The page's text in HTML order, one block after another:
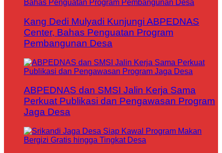
Kang Dedi Mulyadi Kunjungi ABPEDNAS
Center, Bahas Penguatan Program
Pembangunan Desa
ABPEDNAS dan SMSI Jalin Kerja Sama
Perkuat Publikasi dan Pengawasan Program
Jaga Desa